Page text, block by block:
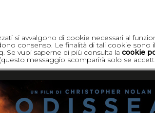
si avvalgono di cookie necessari al
consenso. Le finalità di tali cookie sono
Se vuoi saperne di più consulta la cookie
messaggio scomparirà solo se